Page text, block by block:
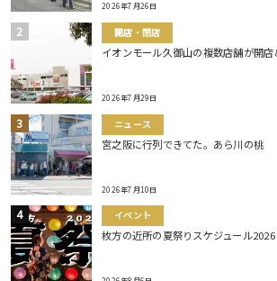
2026年7月26日
開店・閉店
イオンモール久御山の複数店舗が開店
2026年7月29日
ニュース
宮之阪に行列できてた。あら川の桃
2026年7月10日
イベント
枚方の近所の夏祭りスケジュール2026